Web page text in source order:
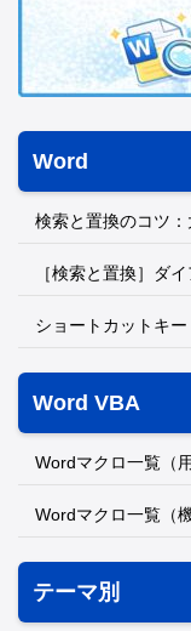
Word
検索と置換のコツ：
［検索と置換］ダ
ショートカットキー
Word VBA
Wordマクロ一覧（
Wordマクロ一覧（
テーマ別